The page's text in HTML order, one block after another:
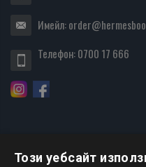
Имейл:
Телефон:0700 17 666
Този уебсайт